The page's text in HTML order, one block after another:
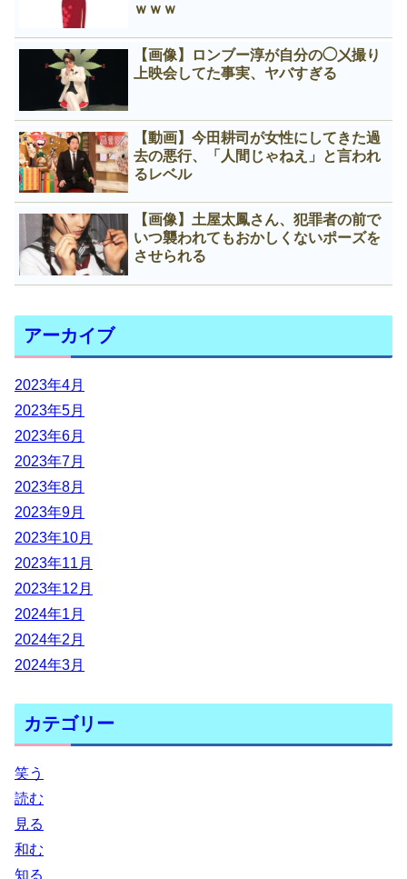
ｗｗｗ
【画像】ロンブー淳が自分の◯㐅撮り
上映会してた事実、ヤバすぎる
【動画】今田耕司が女性にしてきた過
去の悪行、「人間じゃねえ」と言われ
るレベル
【画像】土屋太鳳さん、犯罪者の前で
いつ襲われてもおかしくないポーズを
させられる
アーカイブ
2023年4月
2023年5月
2023年6月
2023年7月
2023年8月
2023年9月
2023年10月
2023年11月
2023年12月
2024年1月
2024年2月
2024年3月
カテゴリー
笑う
読む
見る
和む
知る